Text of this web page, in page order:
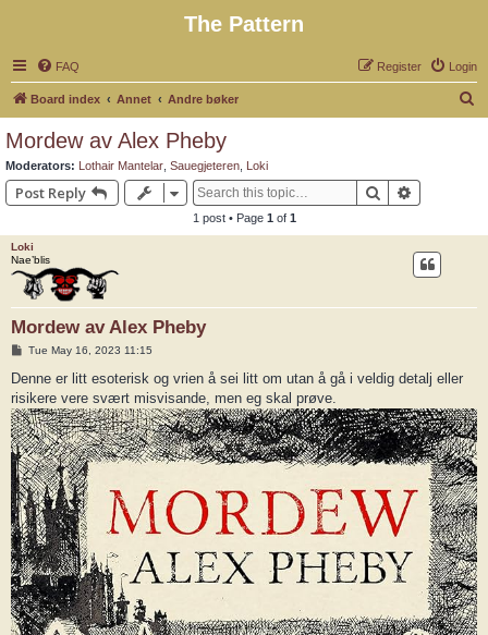
The Pattern
FAQ Login
Register
Board index Annet Andre bøker
Mordew av Alex Pheby
Moderators: Lothair Mantelar Sauegjeteren Loki
Post Reply Search
1 post • Page 1 of 1
Loki
Nae’blis
Mordew av Alex Pheby
P
s
Tue May 16, 2023 11:15
Denne er litt esoterisk og vrien å sei litt om utan å gå i veldig detalj eller
risikere vere svært misvisande, men eg skal prøve.